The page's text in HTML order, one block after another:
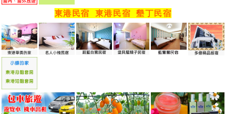
東港民宿 東港民宿 墾丁民宿